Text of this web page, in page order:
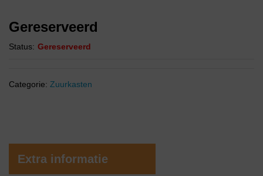
Gereserveerd
Status: Gereserveerd
Categorie: Zuurkasten
Extra informatie